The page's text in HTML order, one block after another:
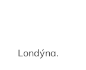
Londýna.